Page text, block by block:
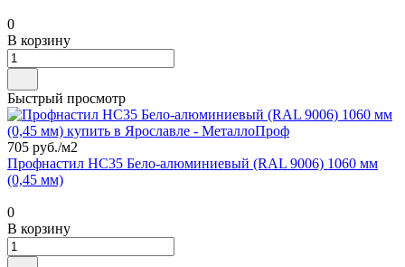
0
В корзину
Быстрый просмотр
705 руб./м2
Профнастил НС35 Бело-алюминиевый (RAL 9006) 1060 мм
(0,45 мм)
0
В корзину